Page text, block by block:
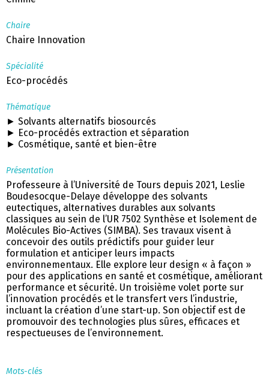
Chaire
Chaire Innovation
Spécialité
Eco-procédés
Thématique
► Solvants alternatifs biosourcés
► Eco-procédés extraction et séparation
► Cosmétique, santé et bien-être
Présentation
Professeure à l’Université de Tours depuis 2021, Leslie
Boudesocque-Delaye développe des solvants
eutectiques, alternatives durables aux solvants
classiques au sein de l’UR 7502 Synthèse et Isolement de
Molécules Bio-Actives (SIMBA). Ses travaux visent à
concevoir des outils prédictifs pour guider leur
formulation et anticiper leurs impacts
environnementaux. Elle explore leur design « à façon »
pour des applications en santé et cosmétique, améliorant
performance et sécurité. Un troisième volet porte sur
l’innovation procédés et le transfert vers l’industrie,
incluant la création d’une start-up. Son objectif est de
promouvoir des technologies plus sûres, efficaces et
respectueuses de l’environnement.
Mots-clés